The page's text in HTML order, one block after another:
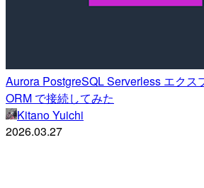
Aurora PostgreSQL Serverless エクス
ORM で接続してみた
Kitano Yuichi
2026.03.27